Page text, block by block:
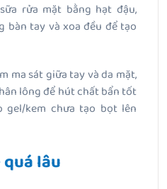
rửa mặt bằng hạt đậu,
bàn tay và xoa đều để tạo
ma sát giữa tay và da mặt,
lông để hút chất bẩn tốt
gel/kem chưa tạo bọt lên
lâu